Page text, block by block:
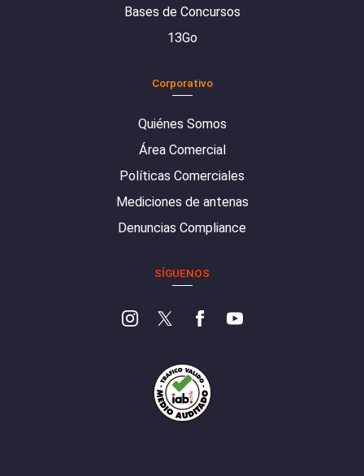
Bases de Concursos
13Go
Corporativo
Quiénes Somos
Área Comercial
Políticas Comerciales
Mediciones de antenas
Denuncias Compliance
SÍGUENOS